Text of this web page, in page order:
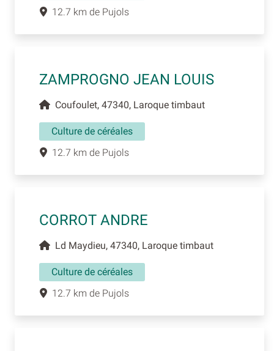
12.7 km de Pujols
ZAMPROGNO JEAN LOUIS
Coufoulet, 47340, Laroque timbaut
Culture de céréales
12.7 km de Pujols
CORROT ANDRE
Ld Maydieu, 47340, Laroque timbaut
Culture de céréales
12.7 km de Pujols